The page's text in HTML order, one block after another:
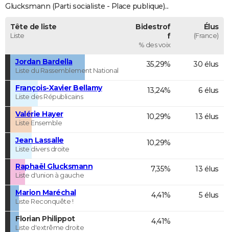
Glucksmann (Parti socialiste - Place publique)...
Tête de liste
Liste
Bidestrof
f
% des voix
Élus
(France)
Jordan Bardella
Liste du Rassemblement National
35,29% 30 élus
François-Xavier Bellamy
Liste des Républicains
13,24% 6 élus
Valérie Hayer
Liste Ensemble
10,29% 13 élus
Jean Lassalle
Liste divers droite
10,29%
Raphaël Glucksmann
Liste d'union à gauche
7,35% 13 élus
Marion Maréchal
Liste Reconquête !
4,41% 5 élus
Florian Philippot
Liste d'extrême droite
4,41%